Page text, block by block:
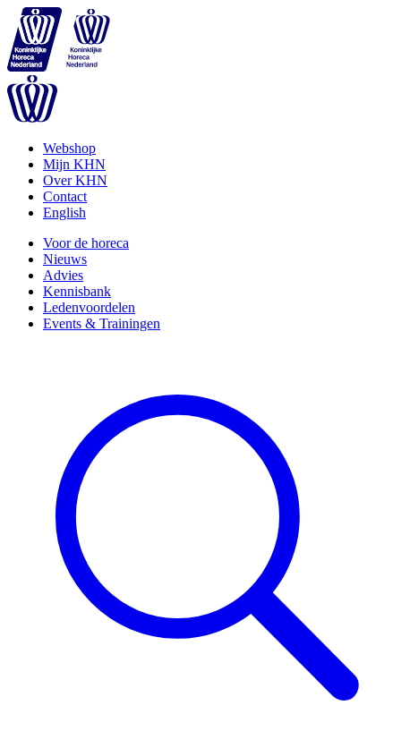
Webshop
Mijn KHN
Over KHN
Contact
English
Voor de horeca
Nieuws
Advies
Kennisbank
Ledenvoordelen
Events & Trainingen